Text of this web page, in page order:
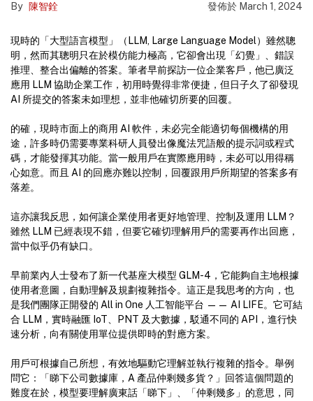
By 陳智銓 發佈於 March 1, 2024
現時的「大型語言模型」（LLM, Large Language Model）雖然聰
明，然而其聰明只在於模仿能力極高，它卻會出現「幻覺」、錯誤
推理、整合出偏離的答案。筆者早前探訪一位企業客戶，他已廣泛
應用 LLM 協助企業工作，初用時覺得非常便捷，但日子久了卻發現
AI 所提交的答案未如理想，並非他確切所要的回覆。
的確，現時市面上的商用 AI 軟件，未必完全能適切每個機構的用
途，許多時仍需要專業科研人員發出像魔法咒語般的提示詞或程式
碼，才能發揮其功能。當一般用戶在實際應用時，未必可以用得稱
心如意。而且 AI 的回應亦難以控制，回覆跟用戶所期望的答案多有
落差。
這亦讓我反思，如何讓企業使用者更好地管理、控制及運用 LLM？
雖然 LLM 已經表現不錯，但要它確切理解用戶的需要再作出回應，
當中似乎仍有缺口。
早前業內人士發布了新一代基座大模型 GLM-4，它能夠自主地根據
使用者意圖，自動理解及規劃複雜指令。這正是我思考的方向，也
是我們團隊正開發的 All in One 人工智能平台 —— AI LIFE。它可結
合 LLM，實時融匯 IoT、PNT 及大數據，駁通不同的 API，進行快
速分析，向有關使用單位提供即時的對應方案。
用戶可根據自己所想，有效地驅動它理解並執行複雜的指令。舉例
問它：「睇下公司數據庫，A 產品仲剩幾多貨？」回答這個問題的
難度在於，模型要理解廣東話「睇下」、「仲剩幾多」的意思，同